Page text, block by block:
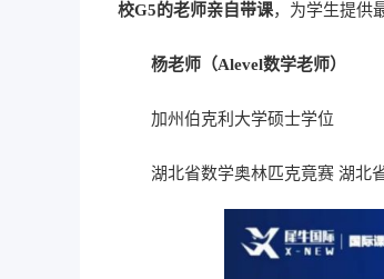
校G5的老师亲自带课，为学生提供
杨老师（Alevel数学老师）
加州伯克利大学硕士学位
湖北省数学奥林匹克竟赛 湖北